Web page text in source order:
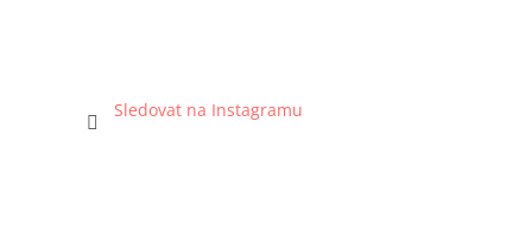
Sledovat na Instagramu